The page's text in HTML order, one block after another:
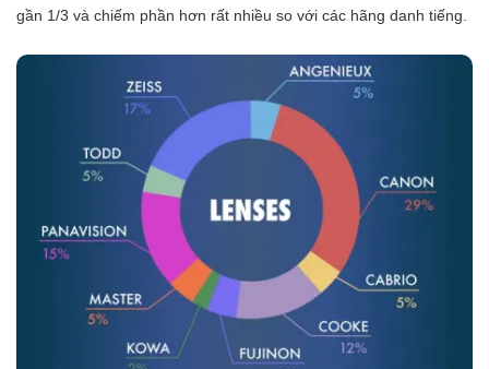
gần 1/3 và chiếm phần hơn rất nhiều so với các hãng danh tiếng.